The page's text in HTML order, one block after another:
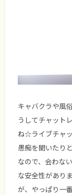
キャバクラや風
うしてチャット
ね☆ライブチャ
愚痴を聞いたり
なので、 会わな
な安全性があり
が、やっぱり一